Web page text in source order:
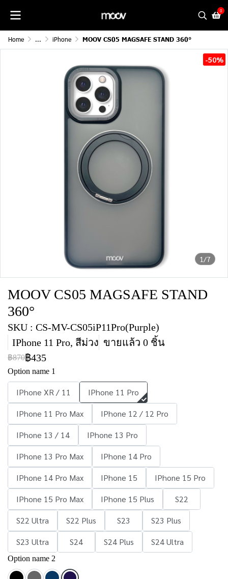
0
Home ... iPhone MOOV CS05 MAGSAFE STAND 360°
1/7
-50%
MOOV CS05 MAGSAFE STAND
360°
SKU : CS-MV-CS05iP11Pro(Purple)
IPhone 11 Pro, สีม่วง ขายแล้ว 0 ชิ้น
฿870฿435
Option name 1
IPhone XR / 11
IPhone 11 Pro
IPhone 11 Pro Max
IPhone 12 / 12 Pro
IPhone 13 / 14
IPhone 13 Pro
IPhone 13 Pro Max
IPhone 14 Pro
IPhone 14 Pro Max
IPhone 15
IPhone 15 Pro
IPhone 15 Pro Max
IPhone 15 Plus
S22
S22 Ultra
S22 Plus S23
S23 Plus
S23 Ultra
S24 S24 Plus S24 Ultra
Option name 2